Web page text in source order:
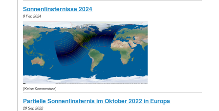
Sonnenfinsternisse 2024
8 Feb 2024
(Keine Kommentare)
Partielle Sonnenfinsternis im Oktober 2022 in Europa
28 Sep 2022